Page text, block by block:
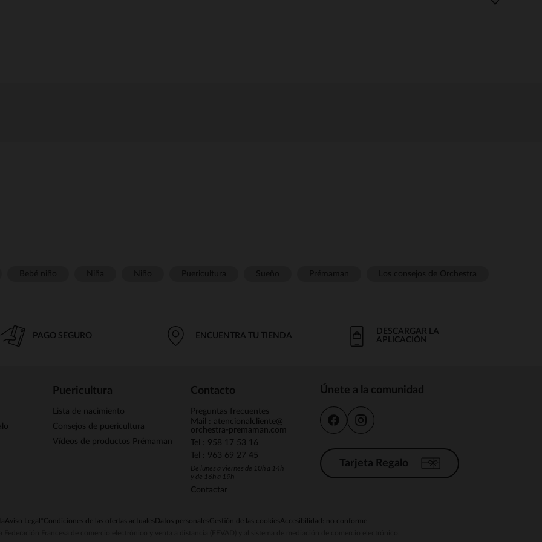
PAGO SEGURO ENCUENTRA TU TIENDA
DESCARGAR LA
APLICACIÓN
Puericultura
Lista de nacimiento
Consejos de puericultura
Vídeos de productos Prémaman
Contacto
Preguntas frecuentes
Mail : atencionalcliente@
orchestra-premaman.com
Tel : 958 17 53 16
Tel : 963 69 27 45
De lunes a viernes de 10h a 14h
y de 16h a 19h
Contactar
Únete a la comunidad
Tarjeta Regalo
Aviso Legal *Condiciones de las ofertas actuales Datos personalesGestión de las cookiesAccesibilidad: no conforme